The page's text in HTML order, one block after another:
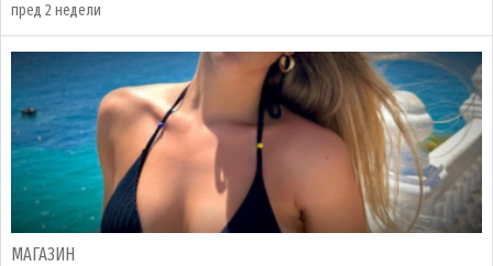
пред 2 недели
МАГАЗИН